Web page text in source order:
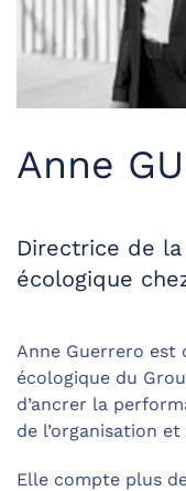
Anne
Directrice de
écologique
Anne Guerrero est
écologique du
d’ancrer la
de l’organisation
Elle compte plus